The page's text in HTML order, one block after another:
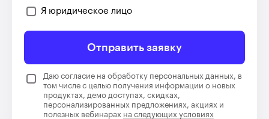
Я юридическое лицо
Отправить заявку
Даю согласие на обработку персональных данных, в
том числе с целью получения информации о новых
продуктах, демо доступах, скидках,
персонализированных предложениях, акциях и
полезных вебинарах на следующих условиях